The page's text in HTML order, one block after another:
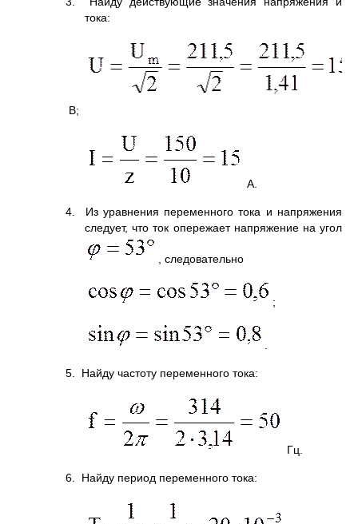
тока:
В;
А.
4. Из уравнения переменного тока и напряжения
следует, что ток опережает напряжение на угол
, следовательно
;
5. Найду частоту переменного тока:
Гц.
6. Найду период переменного тока: